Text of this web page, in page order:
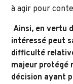
à agir pour
Ainsi, en vertu
intéressé peut
difficulté
majeur protégé
décision ayant